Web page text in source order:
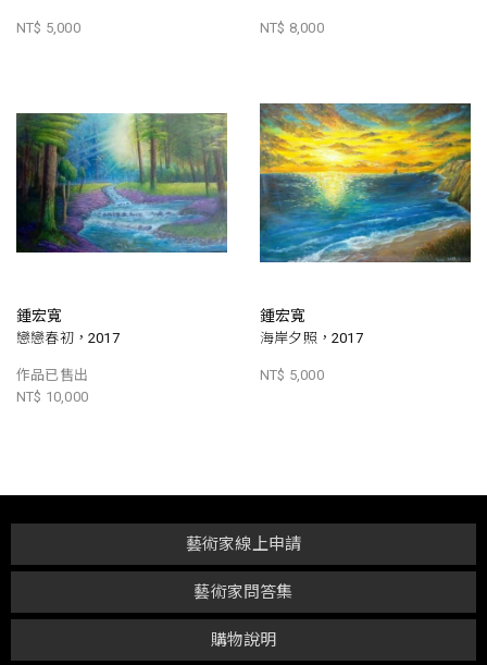
NT$ 5,000 NT$ 8,000
鍾宏寬
戀戀春初，2017
作品已售出
NT$ 10,000
鍾宏寬
海岸夕照，2017
NT$ 5,000
購物說明
藝術家問答集
藝術家線上申請